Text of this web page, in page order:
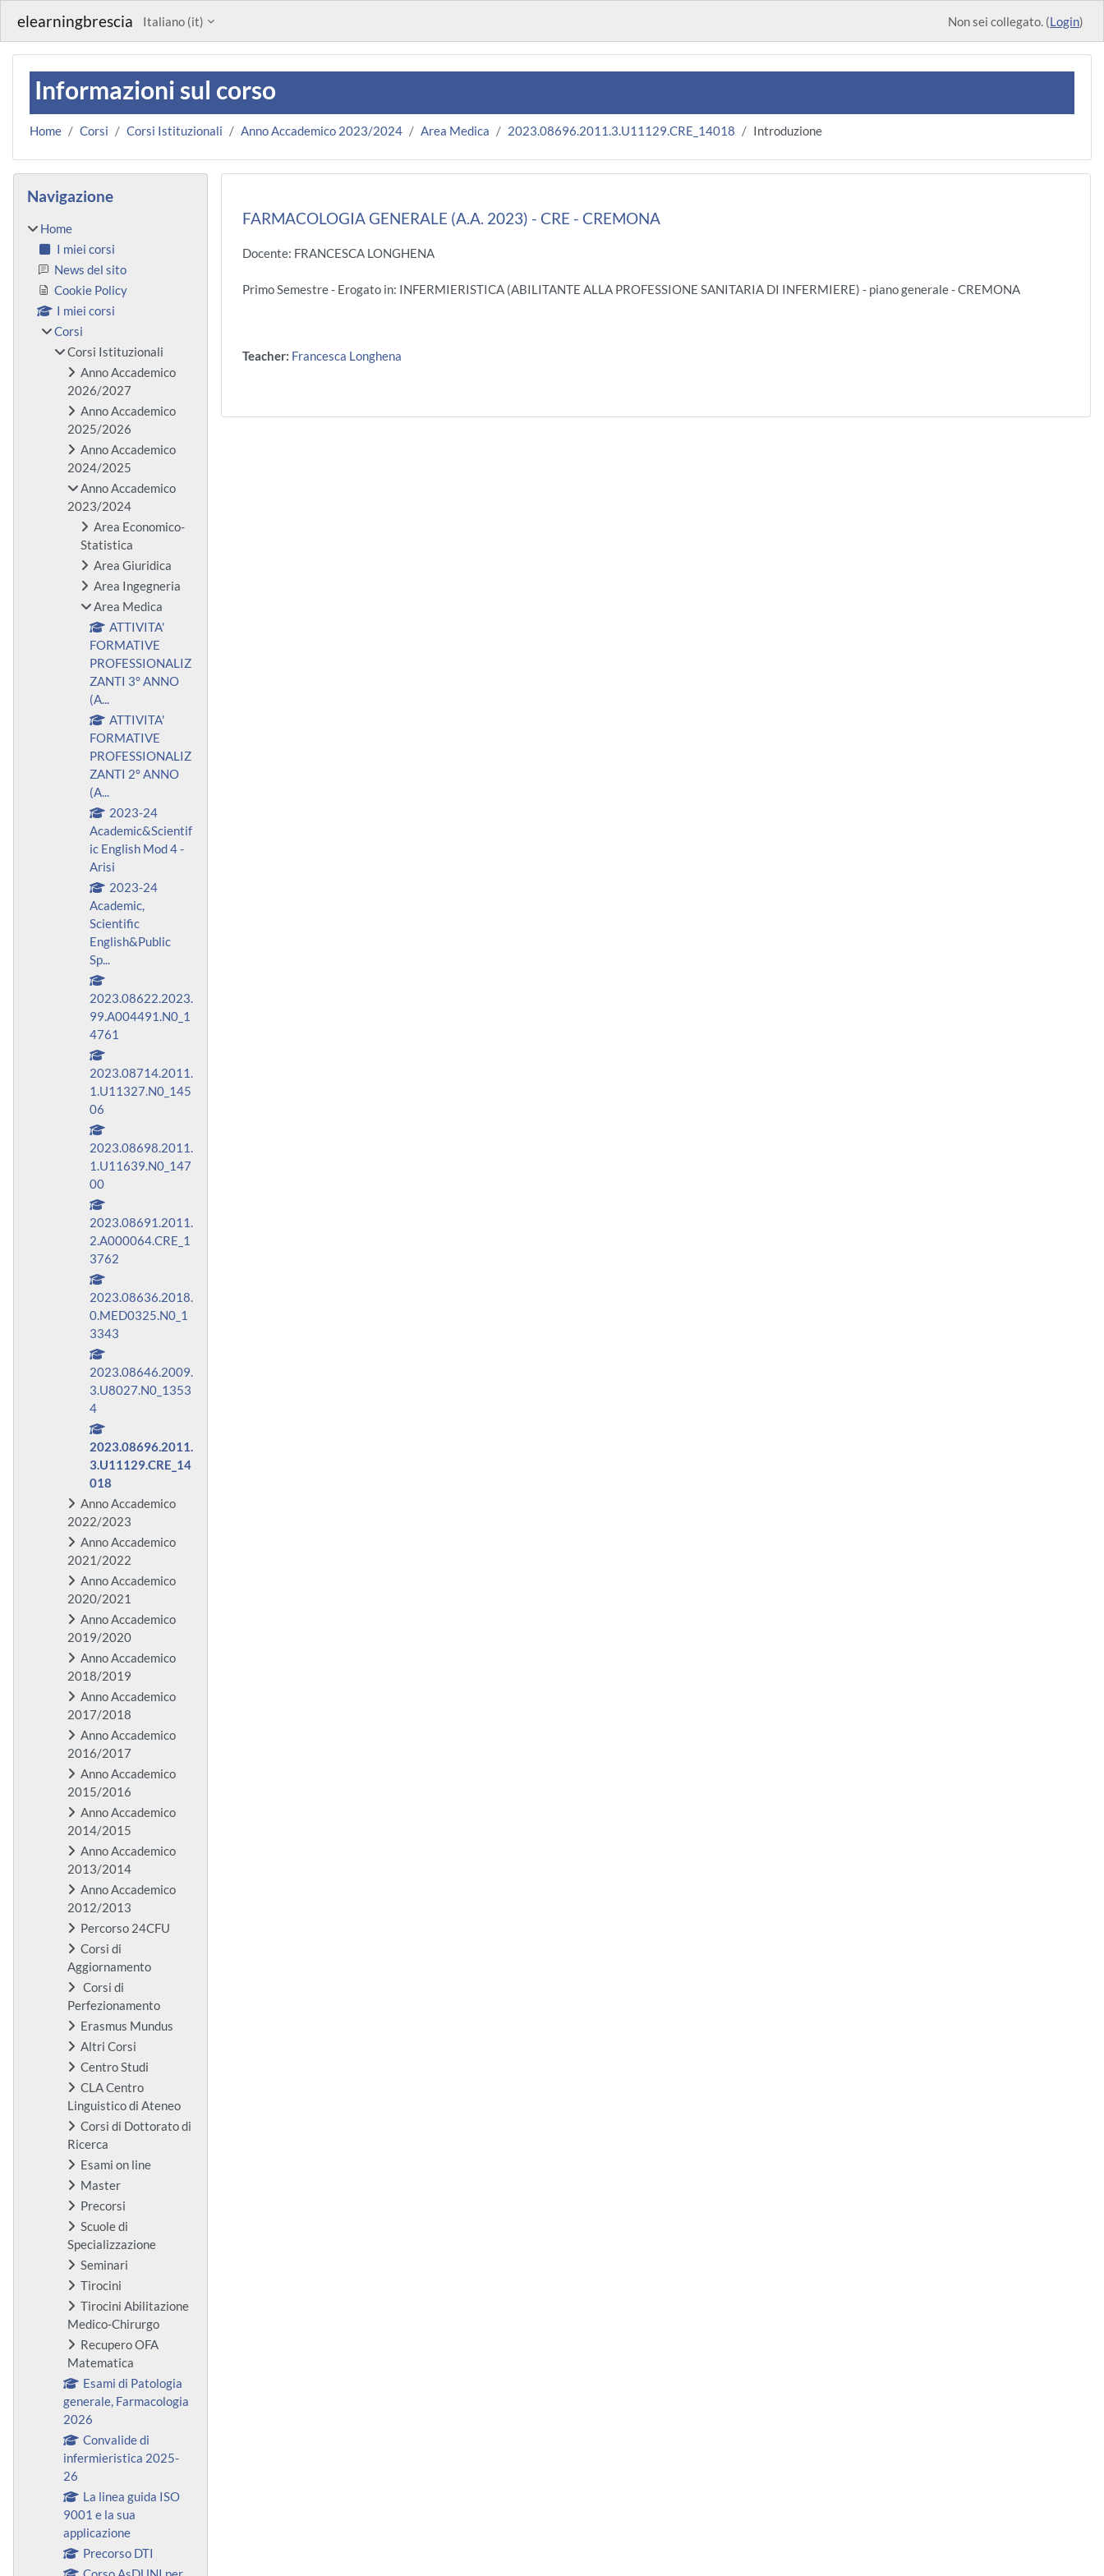
elearningbrescia Italiano ‎(it)‎ Non sei collegato. (Login)
Informazioni sul corso
Home Corsi Corsi Istituzionali Anno Accademico 2023/2024 Area Medica 2023.08696.2011.3.U11129.CRE_14018 Introduzione
FARMACOLOGIA GENERALE (A.A. 2023) - CRE - CREMONA
Docente: FRANCESCA LONGHENA
Primo Semestre - Erogato in: INFERMIERISTICA (ABILITANTE ALLA PROFESSIONE SANITARIA DI INFERMIERE) - piano generale - CREMONA
Teacher: Francesca Longhena
Blocchi
Navigazione
Home
I miei corsi
News del sito
Cookie Policy
I miei corsi
Corsi
Corsi Istituzionali
Anno Accademico
2026/2027
Anno Accademico
2025/2026
Anno Accademico
2024/2025
Anno Accademico
2023/2024
Area Economico-
Statistica
Area Giuridica
Area Ingegneria
Area Medica
ATTIVITA'
FORMATIVE
PROFESSIONALIZ
ZANTI 3° ANNO
(A...
ATTIVITA'
FORMATIVE
PROFESSIONALIZ
ZANTI 2° ANNO
(A...
2023-24
Academic&Scientif
ic English Mod 4 -
Arisi
2023-24
Academic,
Scientific
English&Public
Sp...
2023.08622.2023.
99.A004491.N0_1
4761
2023.08714.2011.
1.U11327.N0_145
06
2023.08698.2011.
1.U11639.N0_147
00
2023.08691.2011.
2.A000064.CRE_1
3762
2023.08636.2018.
0.MED0325.N0_1
3343
2023.08646.2009.
3.U8027.N0_1353
4
2023.08696.2011.
3.U11129.CRE_14
018
Anno Accademico
2022/2023
Anno Accademico
2021/2022
Anno Accademico
2020/2021
Anno Accademico
2019/2020
Anno Accademico
2018/2019
Anno Accademico
2017/2018
Anno Accademico
2016/2017
Anno Accademico
2015/2016
Anno Accademico
2014/2015
Anno Accademico
2013/2014
Anno Accademico
2012/2013
Percorso 24CFU
Corsi di
Aggiornamento
Corsi di
Perfezionamento
Erasmus Mundus
Altri Corsi
Centro Studi
CLA Centro
Linguistico di Ateneo
Corsi di Dottorato di
Ricerca
Esami on line
Master
Precorsi
Scuole di
Specializzazione
Seminari
Tirocini
Tirocini Abilitazione
Medico-Chirurgo
Recupero OFA
Matematica
Esami di Patologia
generale, Farmacologia
2026
Convalide di
infermieristica 2025-
26
La linea guida ISO
9001 e la sua
applicazione
Precorso DTI